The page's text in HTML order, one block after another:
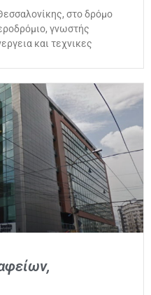
στο δρόμο
γνωστής
και τεχνικες